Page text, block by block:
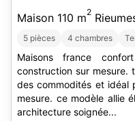
Maison 110 m2
5 pièces 4 chambres
Maisons france
construction sur mesure.
des commodités et idéal
mesure. ce modèle allie
architecture soignée...